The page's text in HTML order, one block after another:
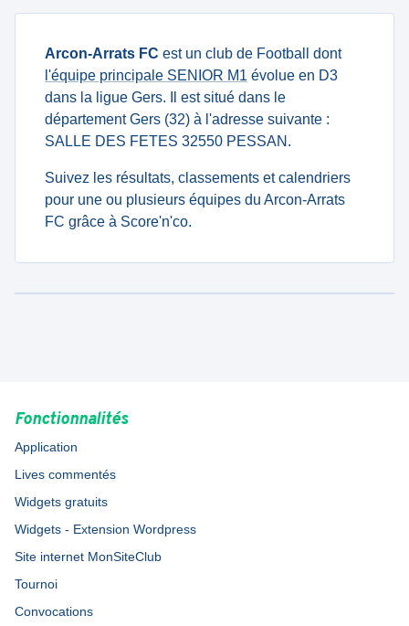
Arcon-Arrats FC est un club de Football dont
l'équipe principale SENIOR M1 évolue en D3
dans la ligue Gers. Il est situé dans le
département Gers (32) à l'adresse suivante :
SALLE DES FETES 32550 PESSAN.
Suivez les résultats, classements et calendriers
pour une ou plusieurs équipes du Arcon-Arrats
FC grâce à Score'n'co.
Fonctionnalités
Application
Lives commentés
Widgets gratuits
Widgets - Extension Wordpress
Site internet MonSiteClub
Tournoi
Convocations